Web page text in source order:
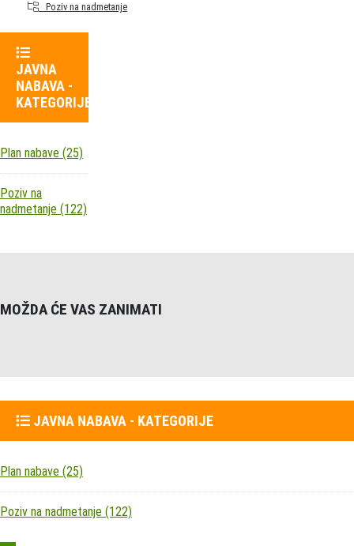
Poziv na nadmetanje
JAVNA
NABAVA -
KATEGORIJE
Plan nabave (25)
Poziv na
nadmetanje (122)
MOŽDA ĆE VAS ZANIMATI
JAVNA NABAVA - KATEGORIJE
Plan nabave (25)
Poziv na nadmetanje (122)